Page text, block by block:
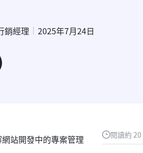
銷經理 2025年7月24日
閱讀約
站開發中的專案管理